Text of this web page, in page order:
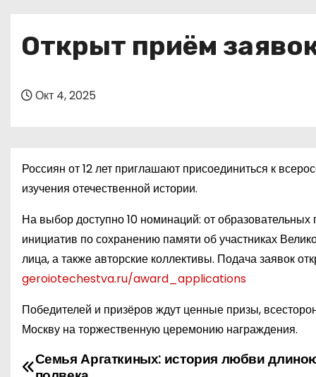
Открыт приём
Окт 4, 2025
Россиян от 12 лет приглашают присоединиться к
изучения отечественной истории.
На выбор доступно 10 номинаций: от
инициатив по сохранению памяти об участниках
лица, а также авторские коллективы. Подача заявок
geroiotechestva.ru/award_applications
Победителей и призёров ждут ценные призы,
Москву на торжественную церемонию награждения.
НСемья Аргаткиных: история любви